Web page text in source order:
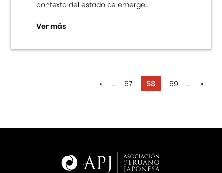
contexto del estado de emerge...
Ver más
« ... 57 58 59 ... »